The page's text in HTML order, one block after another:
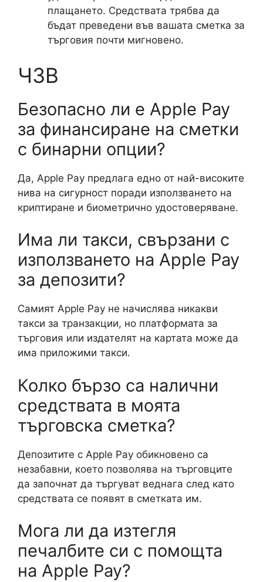
плащането. Средствата трябва да
бъдат преведени във вашата сметка за
търговия почти мигновено.
ЧЗВ
Безопасно ли е Apple Pay
за финансиране на сметки
с бинарни опции?
Да, Apple Pay предлага едно от най-високите
нива на сигурност поради използването на
криптиране и биометрично удостоверяване.
Има ли такси, свързани с
използването на Apple Pay
за депозити?
Самият Apple Pay не начислява никакви
такси за транзакции, но платформата за
търговия или издателят на картата може да
има приложими такси.
Колко бързо са налични
средствата в моята
търговска сметка?
Депозитите с Apple Pay обикновено са
незабавни, което позволява на търговците
да започнат да търгуват веднага след като
средствата се появят в сметката им.
Мога ли да изтегля
печалбите си с помощта
на Apple Pay?